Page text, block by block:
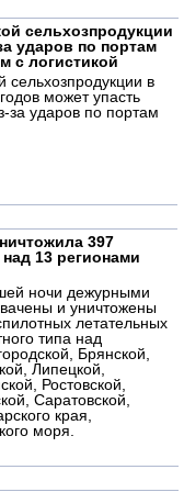
сельхозпродукции
ударов по портам
с логистикой
сельхозпродукции в
может упасть
за ударов по портам
397
13 регионами
ночи дежурными
и уничтожены
летательных
типа над
Брянской,
Липецкой,
Ростовской,
Саратовской,
края,
моря.